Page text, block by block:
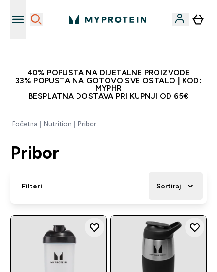
40% POPUSTA NA DIJETALNE PROIZVODE
33% POPUSTA NA GOTOVO SVE OSTALO | KOD:
MYPHR
BESPLATNA DOSTAVA PRI KUPNJI OD 65€
Početna Nutrition Pribor
Pribor
Filteri Sortiraj